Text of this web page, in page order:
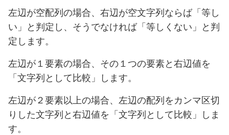
左辺が空配列の場合、右辺が空文字列ならば「等し
い」と判定し、そうでなければ「等しくない」と判
定します。
左辺が１要素の場合、その１つの要素と右辺値を
「文字列として比較」します。
左辺が２要素以上の場合、左辺の配列をカンマ区切
りした文字列と右辺値を「文字列として比較」しま
す。